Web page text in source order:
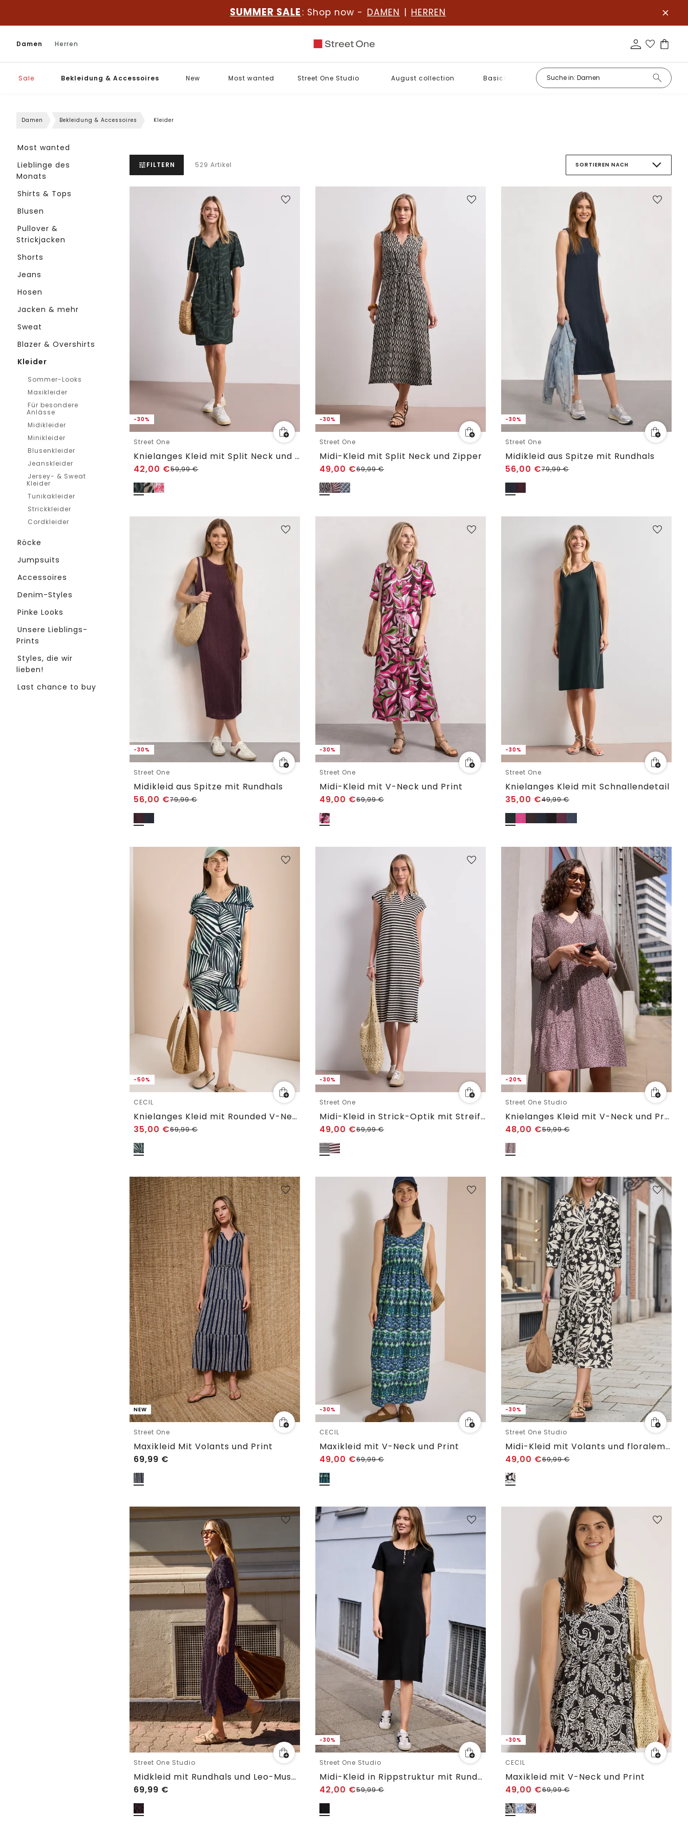
SUMMER SALE : Shop now - DAMEN | HERREN
Damen Herren
Sale Bekleidung & Accessoires New Most wanted Street One Studio August collection Basics
Damen Bekleidung & Accessoires Kleider
Most wanted
Lieblinge des
Monats
Shirts & Tops
Blusen
Pullover &
Strickjacken
Shorts
Jeans
Hosen
Jacken & mehr
Sweat
Blazer & Overshirts
Kleider
Sommer-Looks
Maxikleider
Für besondere
Anlässe
Midikleider
Minikleider
Blusenkleider
Jeanskleider
Jersey- & Sweat
Kleider
Tunikakleider
Strickkleider
Cordkleider
Röcke
Jumpsuits
Accessoires
Denim-Styles
Pinke Looks
Unsere Lieblings-
Prints
Styles, die wir
lieben!
Last chance to buy
FILTERN 529 Artikel SORTIEREN NACH
-30%
Street One
Knielanges Kleid mit Split Neck und Print
42,00 €59,99€
-30%
Street One
Midi-Kleid mit Split Neck und Zipper
49,00 €69,99€
-30%
Street One
Midikleid aus Spitze mit Rundhals
56,00 €79,99€
-30%
Street One
Midikleid aus Spitze mit Rundhals
56,00 €79,99€
-30%
Street One
Midi-Kleid mit V-Neck und Print
49,00 €69,99€
-30%
Street One
Knielanges Kleid mit Schnallendetail
35,00 €49,99€
-50%
CECIL
Knielanges Kleid mit Rounded V-Neck
35,00 €69,99€
-30%
Street One
Midi-Kleid in Strick-Optik mit Streifen
49,00 €69,99€
-20%
Street One Studio
Knielanges Kleid mit V-Neck und Print
48,00 €59,99€
NEW
Street One
Maxikleid Mit Volants und Print
69,99 €
-30%
CECIL
Maxikleid mit V-Neck und Print
49,00 €69,99€
-30%
Street One Studio
Midi-Kleid mit Volants und floralem Muster
49,00 €69,99€
Street One Studio
Midkleid mit Rundhals und Leo-Muster
69,99 €
-30%
Street One Studio
Midi-Kleid in Rippstruktur mit Rundhals
42,00 €59,99€
-30%
CECIL
Maxikleid mit V-Neck und Print
49,00 €69,99€